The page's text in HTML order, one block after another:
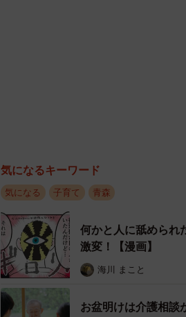
気になるキーワード
気になる 子育て 青森
何かと人に舐めら
激変！【漫画】
海川 まこと
お盆明けは介護相